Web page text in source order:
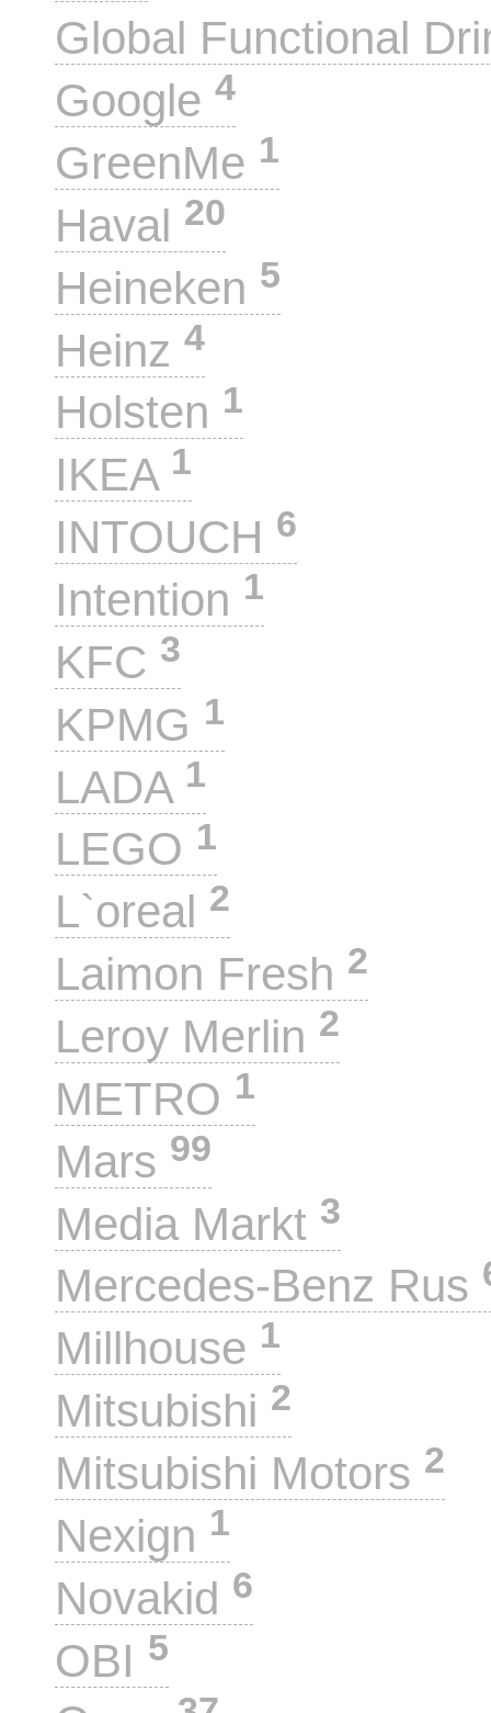
Global Functional
Google 4
GreenMe 1
Haval 20
Heineken 5
Heinz 4
Holsten 1
IKEA 1
INTOUCH 6
Intention 1
KFC 3
KPMG 1
LADA 1
LEGO 1
L`oreal 2
Laimon Fresh 2
Leroy Merlin 2
METRO 1
Mars 99
Media Markt 3
Mercedes-Benz Rus
Millhouse 1
Mitsubishi 2
Mitsubishi Motors 2
Nexign 1
Novakid 6
OBI 5